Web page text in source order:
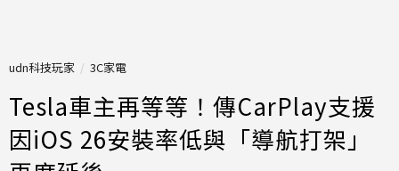
udn科技玩家 3C家電
Tesla車主再等等！傳CarPlay支援
因iOS 26安裝率低與「導航打架」